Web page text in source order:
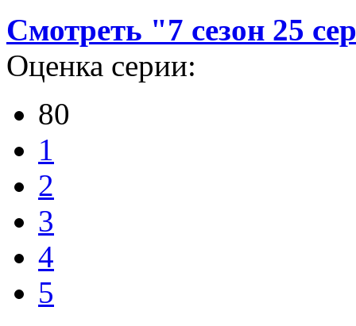
Смотреть "7 сезон 25
Оценка серии:
80
1
2
3
4
5